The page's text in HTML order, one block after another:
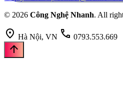
© 2026 Công Nghệ Nhanh. All
location_on Hà Nội, VN call 0793.553.669
arrow_upward